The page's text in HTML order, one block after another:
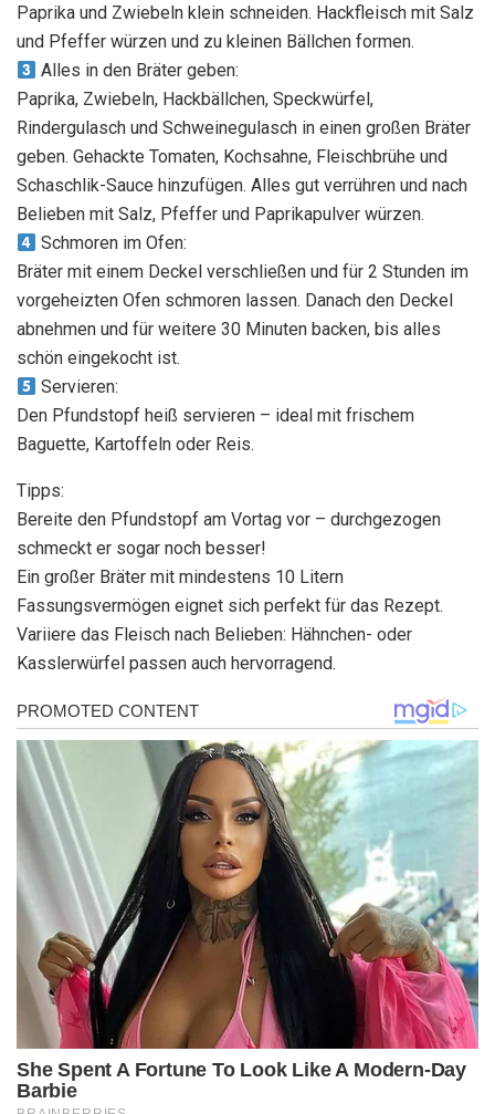
Paprika und Zwiebeln klein schneiden. Hackfleisch mit Salz
und Pfeffer würzen und zu kleinen Bällchen formen.
Alles in den Bräter geben:
Paprika, Zwiebeln, Hackbällchen, Speckwürfel,
Rindergulasch und Schweinegulasch in einen großen Bräter
geben. Gehackte Tomaten, Kochsahne, Fleischbrühe und
Schaschlik-Sauce hinzufügen. Alles gut verrühren und nach
Belieben mit Salz, Pfeffer und Paprikapulver würzen.
Schmoren im Ofen:
Bräter mit einem Deckel verschließen und für 2 Stunden im
vorgeheizten Ofen schmoren lassen. Danach den Deckel
abnehmen und für weitere 30 Minuten backen, bis alles
schön eingekocht ist.
Servieren:
Den Pfundstopf heiß servieren – ideal mit frischem
Baguette, Kartoffeln oder Reis.
Tipps:
Bereite den Pfundstopf am Vortag vor – durchgezogen
schmeckt er sogar noch besser!
Ein großer Bräter mit mindestens 10 Litern
Fassungsvermögen eignet sich perfekt für das Rezept.
Variiere das Fleisch nach Belieben: Hähnchen- oder
Kasslerwürfel passen auch hervorragend.